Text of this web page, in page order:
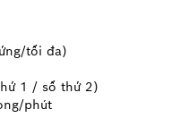
tối đa)
1 / số thứ 2)
phút